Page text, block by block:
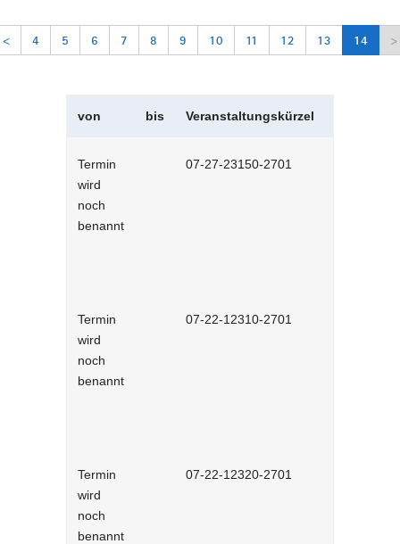
< 4 5 6 7 8 9 10 11 12 13 14 >
von bis Veranstaltungskürzel
Termin
wird
noch
benannt
07-27-23150-2701
Termin
wird
noch
benannt
07-22-12310-2701
Termin
wird
noch
benannt
07-22-12320-2701